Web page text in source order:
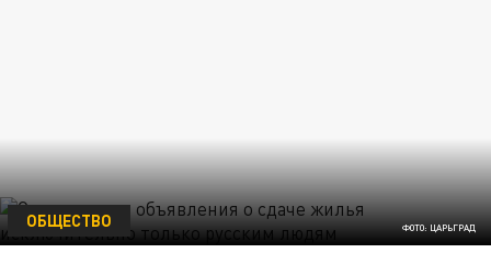
ФОТО: ЦАРЬГРАД
ОБЩЕСТВО